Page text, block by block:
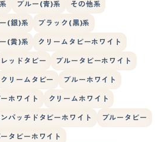
ブルー(青)系 その他系
(銀)系 ブラック(黒)系
(黄)系 クリームタビーホワイト
レッドタビー ブルータビーホワイト
クリームタビー ブルーホワイト
ホワイト クリームホワイト
パッチドタビーホワイト ブルータビー
タビーホワイト